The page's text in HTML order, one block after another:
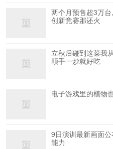
两个月预售超3万
创新竞赛那还火
立秋后碰到这菜我
顺手一炒就好吃
电子游戏里的植物
9日演训最新画面
能力